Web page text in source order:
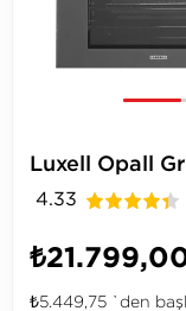
Luxell Opall
4.33
₺5.449,75 `den